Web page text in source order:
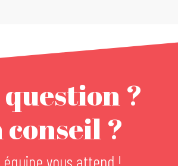
?
conseil ?
vous attend !